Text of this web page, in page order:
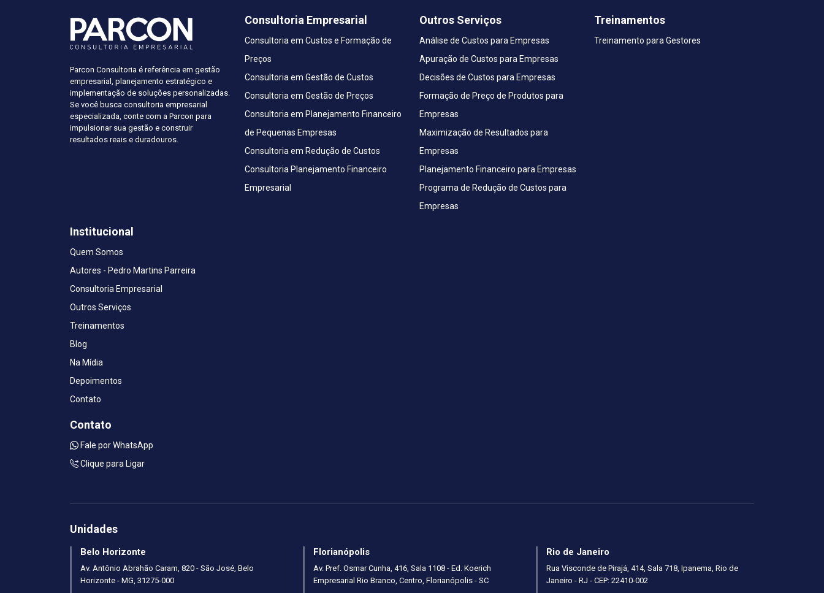
Parcon Consultoria é referência em gestão
empresarial, planejamento estratégico e
implementação de soluções personalizadas.
Se você busca consultoria empresarial
especializada, conte com a Parcon para
impulsionar sua gestão e construir
resultados reais e duradouros.
Consultoria Empresarial
Consultoria em Custos e Formação de
Preços
Consultoria em Gestão de Custos
Consultoria em Gestão de Preços
Consultoria em Planejamento Financeiro
de Pequenas Empresas
Consultoria em Redução de Custos
Consultoria Planejamento Financeiro
Empresarial
Outros Serviços
Análise de Custos para Empresas
Apuração de Custos para Empresas
Decisões de Custos para Empresas
Formação de Preço de Produtos para
Empresas
Maximização de Resultados para
Empresas
Planejamento Financeiro para Empresas
Programa de Redução de Custos para
Empresas
Treinamentos
Treinamento para Gestores
Institucional
Quem Somos
Autores - Pedro Martins Parreira
Consultoria Empresarial
Outros Serviços
Treinamentos
Blog
Na Mídia
Depoimentos
Contato
Contato
Fale por WhatsApp
Clique para Ligar
Unidades
Belo Horizonte
Av. Antônio Abrahão Caram, 820 - São José, Belo
Horizonte - MG, 31275-000
Florianópolis
Av. Pref. Osmar Cunha, 416, Sala 1108 - Ed. Koerich
Empresarial Rio Branco, Centro, Florianópolis - SC
Rio de Janeiro
Rua Visconde de Pirajá, 414, Sala 718, Ipanema, Rio de
Janeiro - RJ - CEP: 22410-002